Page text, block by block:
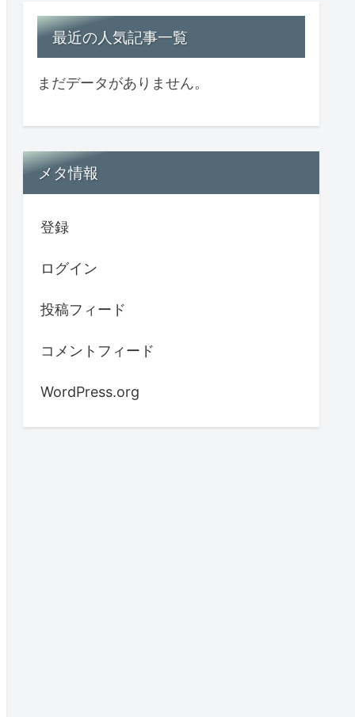
最近の人気記事一覧
まだデータがありません。
メタ情報
登録
ログイン
投稿フィード
コメントフィード
WordPress.org